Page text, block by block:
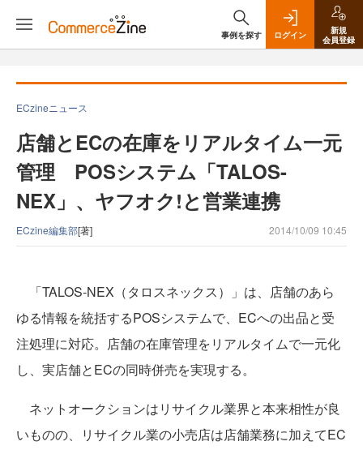
事例を探す ログイン
新規
会員登録
ECzineニュース
店舗とECの在庫をリアルタイム一元
管理 POSシステム「TALOS-
NEX」、ヤフオク!と営業連携
ECzine編集部[著] 2014/10/09 10:45
「TALOS-NEX（タロスネックス）」は、店舗のあら
ゆる情報を統括するPOSシステムで、ECへの出品と受
注処理に対応。店舗の在庫管理をリアルタイムで一元化
し、実店舗とECの同時併売を実現する。
ネットオークションはリサイクル業界と本来相性が良
いものの、リサイクル業の小売店は店舗業務に加えてEC